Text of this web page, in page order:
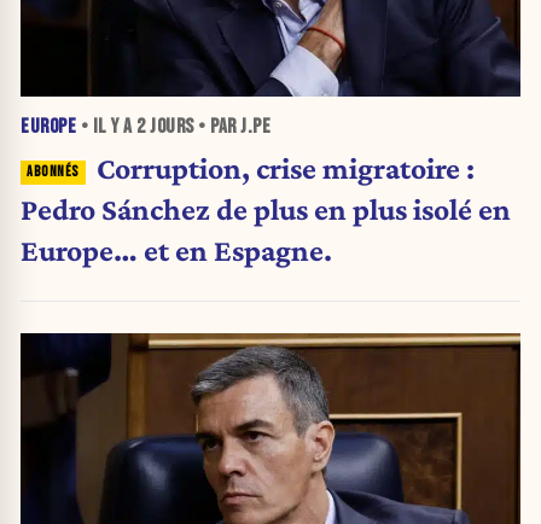
EUROPE • IL Y A 2 JOURS• PAR J.PE
Corruption, crise migratoire :
Pedro Sánchez de plus en plus isolé en
Europe… et en Espagne.